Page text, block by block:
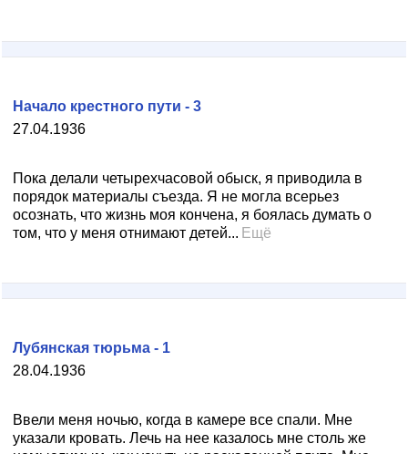
27.04.1936
Начало крестного пути - 3
Пока делали четырехчасовой обыск, я приводила в
порядок материалы съезда. Я не могла всерьез
осознать, что жизнь моя кончена, я боялась думать о
том, что у меня отнимают детей... Ещё
28.04.1936
Лубянская тюрьма - 1
Ввели меня ночью, когда в камере все спали. Мне
указали кровать. Лечь на нее казалось мне столь же